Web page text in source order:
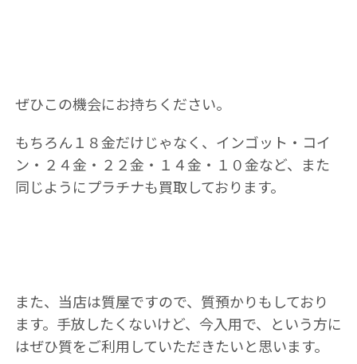
ぜひこの機会にお持ちください。
もちろん１８金だけじゃなく、インゴット・コイ
ン・２４金・２２金・１４金・１０金など、また
同じようにプラチナも買取しております。
また、当店は質屋ですので、質預かりもしており
ます。手放したくないけど、今入用で、という方に
はぜひ質をご利用していただきたいと思います。